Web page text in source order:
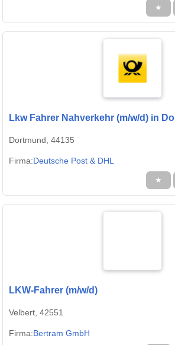
★
Lkw Fahrer Nahverkehr (m/w/d) in
Dortmund, 44135
Firma:Deutsche Post & DHL
★
LKW-Fahrer (m/w/d)
Velbert, 42551
Firma:Bertram GmbH